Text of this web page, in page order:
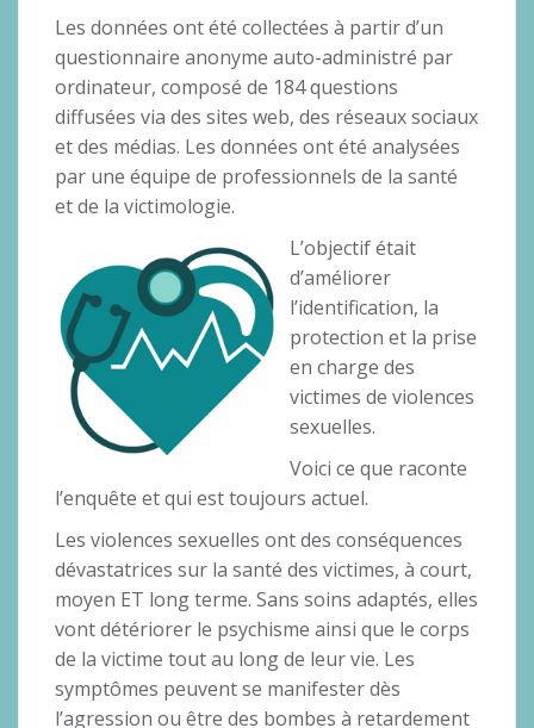
Les données ont été collectées à partir d’un
questionnaire anonyme auto-administré par
ordinateur, composé de 184 questions
diffusées via des sites web, des réseaux sociaux
et des médias. Les données ont été analysées
par une équipe de professionnels de la santé
et de la victimologie.
L’objectif était
d’améliorer
l’identification, la
protection et la prise
en charge des
victimes de violences
sexuelles.
Voici ce que raconte
l’enquête et qui est toujours actuel.
Les violences sexuelles ont des conséquences
dévastatrices sur la santé des victimes, à court,
moyen ET long terme. Sans soins adaptés, elles
vont détériorer le psychisme ainsi que le corps
de la victime tout au long de leur vie. Les
symptômes peuvent se manifester dès
l’agression ou être des bombes à retardement